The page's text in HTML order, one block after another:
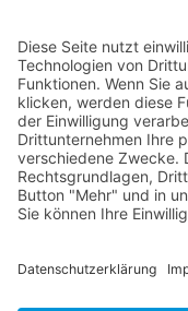
Für Arbeitgeber
Für Arbeitnehmer
Stellenanzeigen
Kandidaten
Kontakt
Datenschutzerklärung
Cookie-Einstellungen